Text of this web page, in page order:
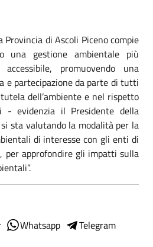
Provincia di Ascoli Piceno compie
una gestione ambientale più
promuovendo una
e partecipazione da parte di tutti
dell’ambiente e nel rispetto
- evidenzia il Presidente della
sta valutando la modalità per la
di interesse con gli enti di
per approfondire gli impatti sulla
Whatsapp
Telegram